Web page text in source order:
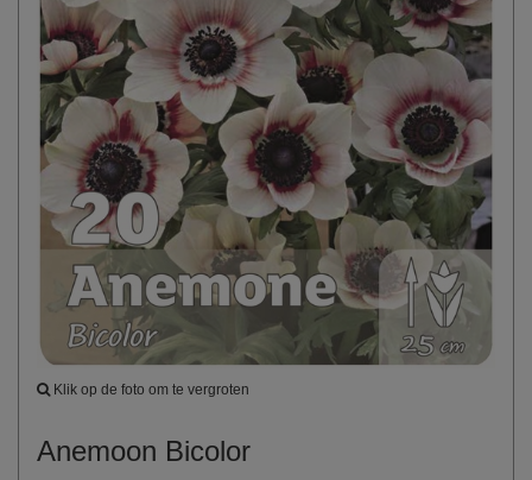
Klik op de foto om te vergroten
Anemoon Bicolor